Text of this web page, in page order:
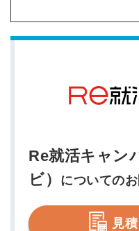
Re就活キャン
ビ）
についての
見